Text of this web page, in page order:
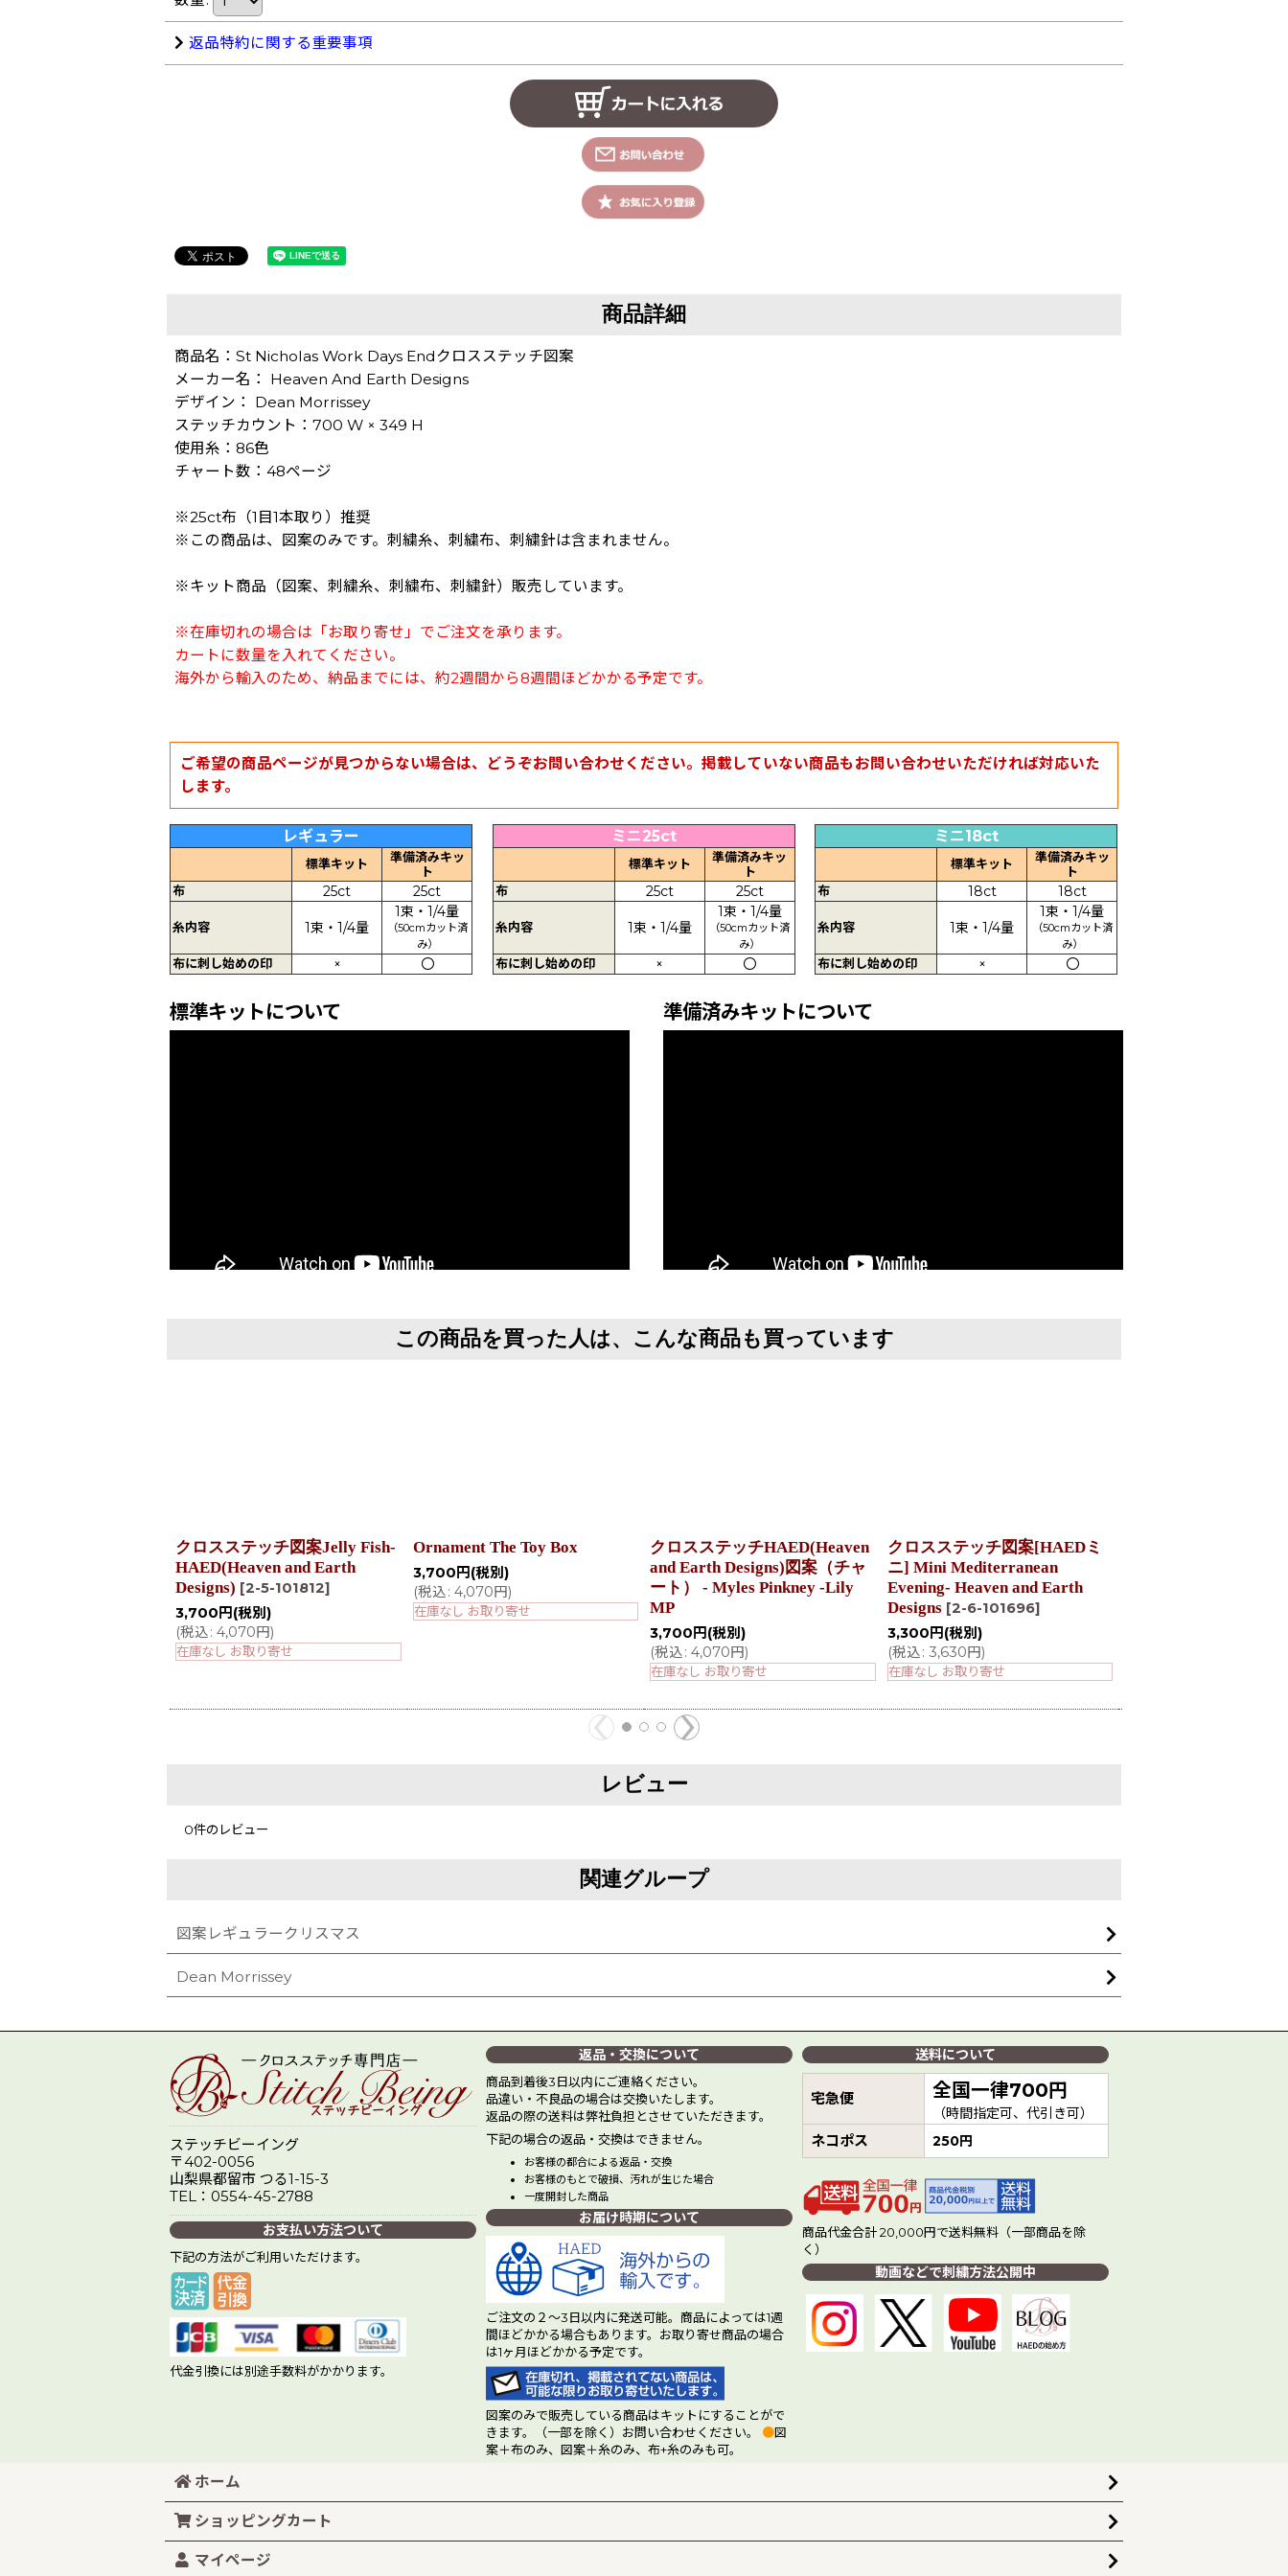
返品特約に関する重要事項
商品詳細
商品名：St Nicholas Work Days Endクロスステッチ図案
メーカー名： Heaven And Earth Designs
デザイン： Dean Morrissey
ステッチカウント：700 W × 349 H
使用糸：86色
チャート数：48ページ
※25ct布（1目1本取り）推奨
※この商品は、図案のみです。刺繍糸、刺繍布、刺繍針は含まれません。
※キット商品（図案、刺繍糸、刺繍布、刺繍針）販売しています。
※在庫切れの場合は「お取り寄せ」でご注文を承ります。
カートに数量を入れてください。
海外から輸入のため、納品までには、約2週間から8週間ほどかかる予定です。
ご希望の商品ページが見つからない場合は、どうぞお問い合わせください。掲載していない商品もお問い合わせいただければ対応いた
します。
レギュラー
標準キット
準備済みキッ
ト
布
25ct 25ct
糸内容 1束・1/4量
1束・1/4量
（50cmカット済
み）
布に刺し始めの印 × 〇
ミニ25ct
標準キット
準備済みキッ
ト
布
25ct 25ct
糸内容 1束・1/4量
1束・1/4量
（50cmカット済
み）
布に刺し始めの印 × 〇
ミニ18ct
標準キット
準備済みキッ
ト
布
18ct 18ct
糸内容 1束・1/4量
1束・1/4量
（50cmカット済
み）
布に刺し始めの印 × 〇
標準キットについて 準備済みキットについて
この商品を買った人は、こんな商品も買っています
クロスステッチ図案Jelly Fish-
HAED(Heaven and Earth
Designs) [2-5-101812]
3,700 円 (税別)
(税込: 4,070円)
在庫なし お取り寄せ
Ornament The Toy Box
3,700 円 (税別)
(税込: 4,070円)
在庫なし お取り寄せ
クロスステッチHAED(Heaven
and Earth Designs)図案（チャ
ート） - Myles Pinkney -Lily
MP
3,700 円 (税別)
(税込: 4,070円)
在庫なし お取り寄せ
クロスステッチ図案[HAEDミ
ニ] Mini Mediterranean
Evening- Heaven and Earth
Designs [2-6-101696]
3,300 円 (税別)
(税込: 3,630円)
在庫なし お取り寄せ
レビュー
0件のレビュー
関連グループ
図案レギュラークリスマス
Dean Morrissey
ステッチビーイング
〒402-0056
山梨県都留市 つる1-15-3
TEL：0554-45-2788
お支払い方法ついて
下記の方法がご利用いただけます。
代金引換には別途手数料がかかります。
返品・交換について
商品到着後3日以内にご連絡ください。
品違い・不良品の場合は交換いたします。
返品の際の送料は弊社負担とさせていただきます。
下記の場合の返品・交換はできません。
お客様の都合による返品・交換
お客様のもとで破損、汚れが生じた場合
一度開封した商品
お届け時期について
ご注文の２～3日以内に発送可能。商品によっては1週
間ほどかかる場合もあります。お取り寄せ商品の場合
は1ヶ月ほどかかる予定です。
図案のみで販売している商品はキットにすることがで
きます。（一部を除く）お問い合わせください。 ●図
案＋布のみ、図案＋糸のみ、布+糸のみも可。
送料について
宅急便 全国一律700円
（時間指定可、代引き可）
ネコポス 250円
商品代金合計 20,000円で送料無料（一部商品を除
く）
動画などで刺繍方法公開中
ホーム
ショッピングカート
マイページ